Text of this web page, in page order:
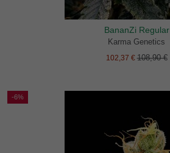
BananZi Regular
Karma Genetics
102,37 €108,90 €
-6%